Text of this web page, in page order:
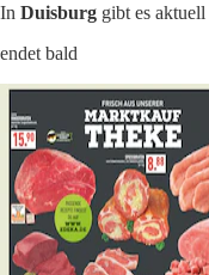
In Duisburg gibt es aktuell
endet bald